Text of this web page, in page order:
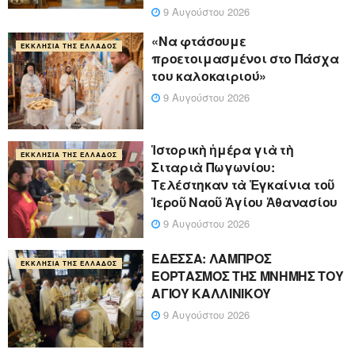
9 Αυγούστου 2026
ΕΚΚΛΗΣΊΑ ΤΗΣ ΕΛΛΆΔΟΣ
«Να φτάσουμε
προετοιμασμένοι στο Πάσχα
του καλοκαιριού»
9 Αυγούστου 2026
ΕΚΚΛΗΣΊΑ ΤΗΣ ΕΛΛΆΔΟΣ
Ἱστορικὴ ἡμέρα γιὰ τὴ
Σιταριὰ Πωγωνίου:
Τελέστηκαν τὰ Ἐγκαίνια τοῦ
Ἱεροῦ Ναοῦ Ἁγίου Ἀθανασίου
9 Αυγούστου 2026
ΕΚΚΛΗΣΊΑ ΤΗΣ ΕΛΛΆΔΟΣ
ΕΔΕΣΣΑ: ΛΑΜΠΡΟΣ
ΕΟΡΤΑΣΜΟΣ ΤΗΣ ΜΝΗΜΗΣ ΤΟΥ
ΑΓΙΟΥ ΚΑΛΛΙΝΙΚΟΥ
9 Αυγούστου 2026